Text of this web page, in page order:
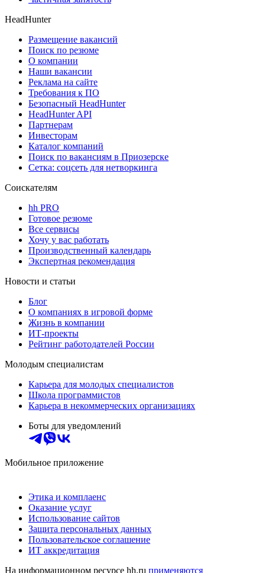
HeadHunter
Размещение вакансий
Поиск по резюме
О компании
Наши вакансии
Реклама на сайте
Требования к ПО
Безопасный HeadHunter
HeadHunter API
Партнерам
Инвесторам
Каталог компаний
Поиск по вакансиям в Приозерске
Сетка: соцсеть для нетворкинга
Соискателям
hh PRO
Готовое резюме
Все сервисы
Хочу у вас работать
Производственный календарь
Экспертная рекомендация
Новости и статьи
Блог
О компаниях в игровой форме
Жизнь в компании
ИТ-проекты
Рейтинг работодателей России
Молодым специалистам
Карьера для молодых специалистов
Школа программистов
Карьера в некоммерческих организациях
Боты для уведомлений
Мобильное приложение
Этика и комплаенс
Оказание услуг
Использование сайтов
Защита персональных данных
Пользовательское соглашение
ИТ аккредитация
На информационном ресурсе hh.ru применяются